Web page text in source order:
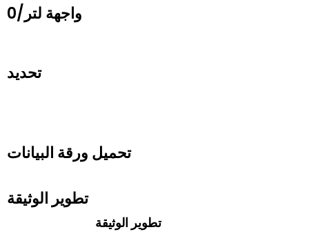
واجهة لتر/0
تحديد
تحميل ورقة البيانات
تطوير الوثيقة
تطوير الوثيقة